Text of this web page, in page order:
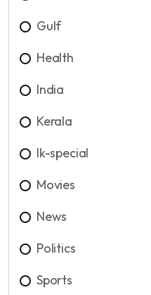
Gulf
Health
India
Kerala
lk-special
Movies
News
Politics
Sports